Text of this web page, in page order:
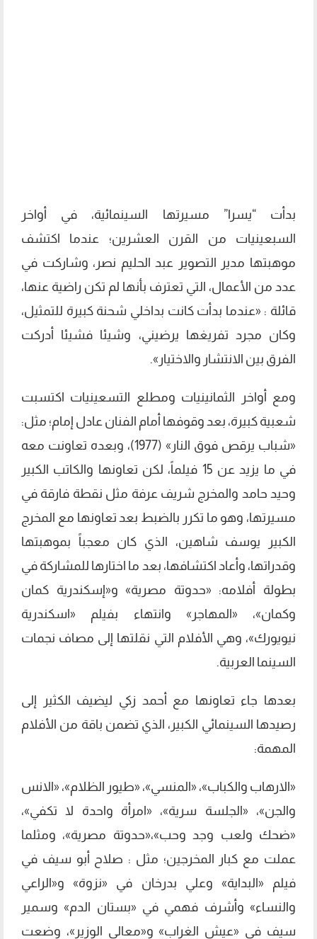
بدأت “يسرا” مسيرتها السينمائية، في أواخر
السبعينيات من القرن العشرين؛ عندما اكتشف
موهبتها مدير التصوير عبد الحليم نصر، وشاركت في
عدد من الأعمال، التي تعترف بأنها لم تكن راضية عنها،
قائلة : «عندما بدأت كانت بداخلي شحنة كبيرة للتمثيل،
وكان مجرد تفريغها يرضيني، وشيئا فشيئا أدركت
الفرق بين الانتشار والاختيار».
ومع أواخر الثمانينيات ومطلع التسعينيات اكتسبت
شعبية كبيرة، بعد وقوفها أمام الفنان عادل إمام؛ مثل:
«شباب يرقص فوق النار» (1977)، وبعده تعاونت معه
في ما يزيد عن 15 فيلماً، لكن تعاونها والكاتب الكبير
وحيد حامد والمخرج شريف عرفة مثل نقطة فارقة في
مسيرتها، وهو ما تكرر بالضبط بعد تعاونها مع المخرج
الكبير يوسف شاهين، الذي كان معجباً بموهبتها
وقدراتها، وأعاد اكتشافها، بعد ما اختارها للمشاركة في
بطولة أفلامه: «حدوتة مصرية» و«إسكندرية كمان
وكمان»، «المهاجر» وانتهاء بفيلم «اسكندرية
نيويورك»، وهي الأفلام التي نقلتها إلى مصاف نجمات
السينما العربية.
بعدها جاء تعاونها مع أحمد زكي ليضيف الكثير إلى
رصيدها السينمائي الكبير، الذي تضمن باقة من الأفلام
المهمة:
«الارهاب والكباب»، «المنسي»، «طيور الظلام»، «الانس
والجن»، «الجلسة سرية»، «امرأة واحدة لا تكفي»،
«ضحك ولعب وجد وحب»،«حدوتة مصرية»، ومثلما
عملت مع كبار المخرجين؛ مثل : صلاح أبو سيف في
فيلم «البداية» وعلي بدرخان في «نزوة» و«الراعي
والنساء» وأشرف فهمي في «بستان الدم» وسمير
سيف في «عيش الغراب» و«معالي الوزير»، وضعت